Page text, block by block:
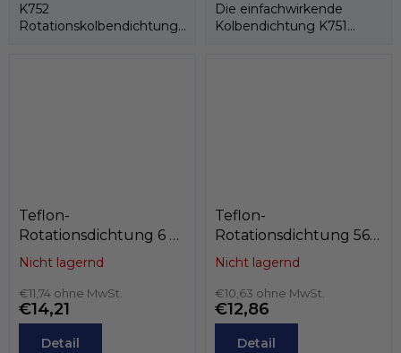
K752
Rotationskolbendichtung
Die einfachwirkende
Kolbendichtung K751
Teflon-
Rotationsdichtung 6 x
3,1 x 2,4
PTFE+C/Edelstahlfeder,
Kastas K751-006
Nicht lagernd
€11,74 ohne MwSt.
€14,21
Detail
Teflon-
Rotationsdichtung 56 x
67 x 4,2
PTFE+Bronze/NBR,
Kastas K702-056
Nicht lagernd
€10,63 ohne MwSt.
€12,86
Detail